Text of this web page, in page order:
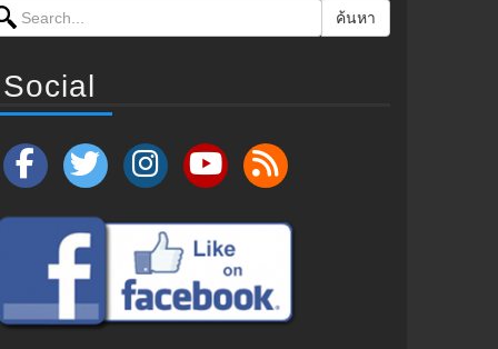
for: ค้นหา
Social